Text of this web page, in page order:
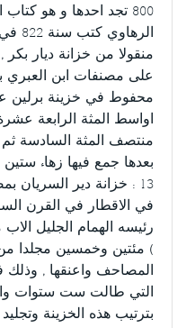
800 تجد احدها و هو
على مصنفات ابن
اواسط المثة الرابعة
بعدها جمع فيها زهاء
13 : خزانة دير السريان
في الاقطار في القرن
) مئتين وخمسين مجلدا
المصاحف واعنقها ,
بترتيب هذه الخزينة